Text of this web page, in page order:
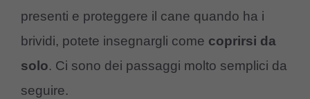
presenti e proteggere il cane quando ha i
brividi, potete insegnargli come coprirsi da
solo. Ci sono dei passaggi molto semplici da
seguire.